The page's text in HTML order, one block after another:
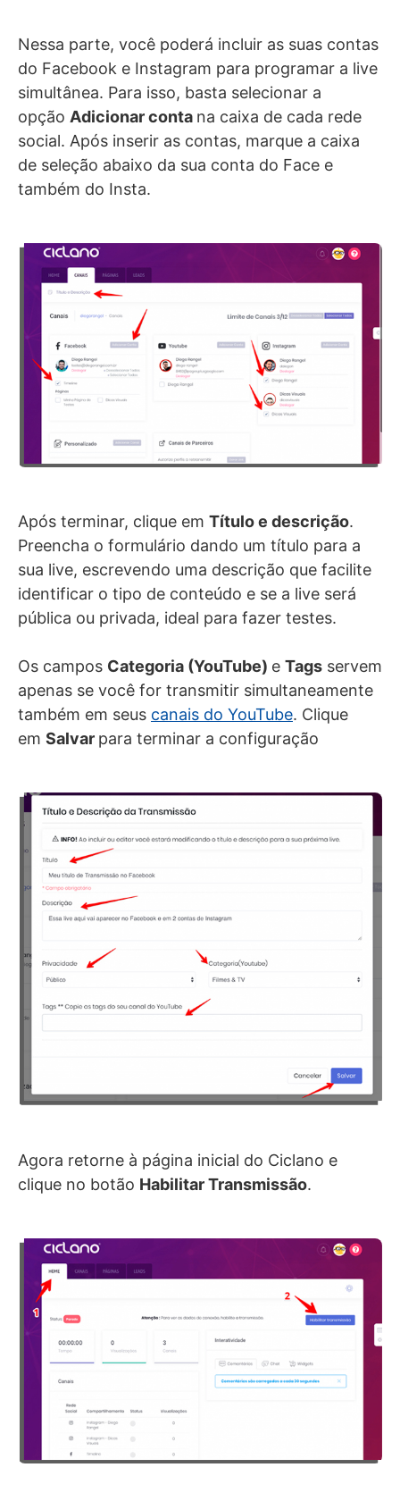
Nessa parte, você poderá incluir as suas contas
do Facebook e Instagram para programar a live
simultânea. Para isso, basta selecionar a
opção Adicionar conta na caixa de cada rede
social. Após inserir as contas, marque a caixa
de seleção abaixo da sua conta do Face e
também do Insta.
Após terminar, clique em Título e descrição.
Preencha o formulário dando um título para a
sua live, escrevendo uma descrição que facilite
identificar o tipo de conteúdo e se a live será
pública ou privada, ideal para fazer testes.
Os campos Categoria (YouTube) e Tags servem
apenas se você for transmitir simultaneamente
também em seus canais do YouTube. Clique
em Salvar para terminar a configuração
Agora retorne à página inicial do Ciclano e
clique no botão Habilitar Transmissão.